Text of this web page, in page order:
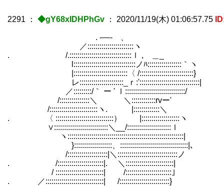
2291 ： ◆gY68xIDHPhGv ： 2020/11/19(木) 01:06:57.75
. -―‐ 、
／:::::::::::::::::::::::ヽ
. /.:::::::::::::::::::::::::::::::ｌ , ＿_
l:::::::::::::::::::::::::::::::ノﾊ:::::::::::::::::｀ヽ
|:::::::::::::::::::::::::::〈 /:::::::::::::::::::::::::::}
レ::::::::::::::::::::::_ｒ:'::::::::::::::::::::::::::::::|
／:::::::::/｀ ー ' ｌ::::::::::::::::::::::::::::::/
/:::::::::::::::＼ ＼::::::::::::rvー'
/::::::::::::::::::::::::ヽ. |:::::::::::::＼
. 〈 :::::::::::::::::::::::::::::） |:::::::::::::::::::ヽ
∨:::::::::::::::::::::::::::＼__/::::::::::::::::::::::ｌ
ヽ::::::::::::::::::::::::::::::::::::::::::::::::::::::::::|
}:::::::::::::::::::、::::::::::::::::::::::::::::::::::|､
/::::::::::::::::::::|＼::::::::::::::::::::::::::::::ノ
. /:::::::::::::::::::::::|. ＼::::::::::::::::::::::::|
/ ::::::::::::::::::::::::| /:::::::::::::::::::::::｣
. ／:::::::::::::::::::::::::::::| /:::::::::::::::::::::::::}